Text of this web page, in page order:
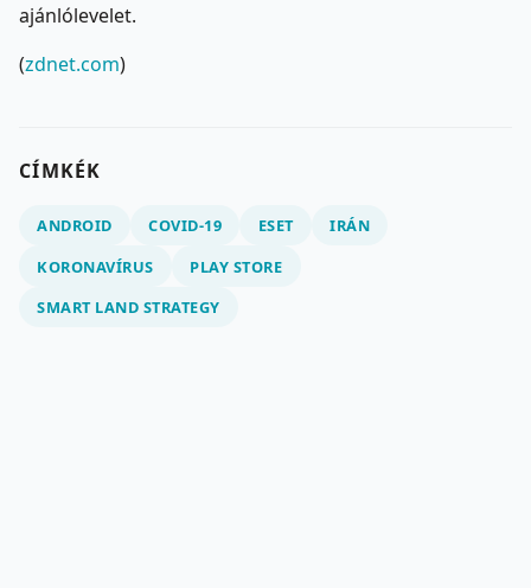
ajánlólevelet.
(zdnet.com)
CÍMKÉK
ANDROID COVID-19 ESET
IRÁN
KORONAVÍRUS
PLAY STORE
SMART LAND STRATEGY